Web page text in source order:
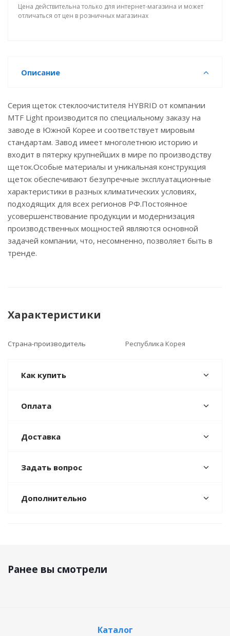
Цена действительна только для интернет-магазина и может
отличаться от цен в розничных магазинах
Описание
Серия щеток стеклоочистителя HYBRID от компании
MTF Light производится по специальному заказу на
заводе в Южной Корее и соответствует мировым
стандартам. Завод имеет многолетнюю историю и
входит в пятерку крупнейших в мире по производству
щеток.Особые материалы и уникальная конструкция
щеток обеспечивают безупречные эксплуатационные
характеристики в разных климатических условиях,
подходящих для всех регионов РФ.Постоянное
усовершенствование продукции и модернизация
производственных мощностей являются основной
задачей компании, что, несомненно, позволяет быть в
тренде.
Характеристики
Страна-производитель Республика Корея
Как купить
Оплата
Доставка
Задать вопрос
Дополнительно
Ранее вы смотрели
Каталог